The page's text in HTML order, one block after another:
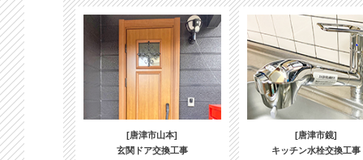
[唐津市山本]
玄関ドア交換工事
[唐津市鏡]
キッチン水栓交換工事